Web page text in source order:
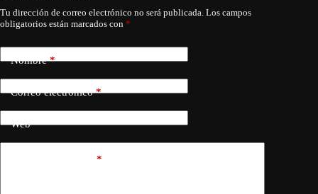
Tu dirección de correo electrónico no será publicada. Los campos
obligatorios están marcados con *
Nombre*
Correo electrónico*
Web
*